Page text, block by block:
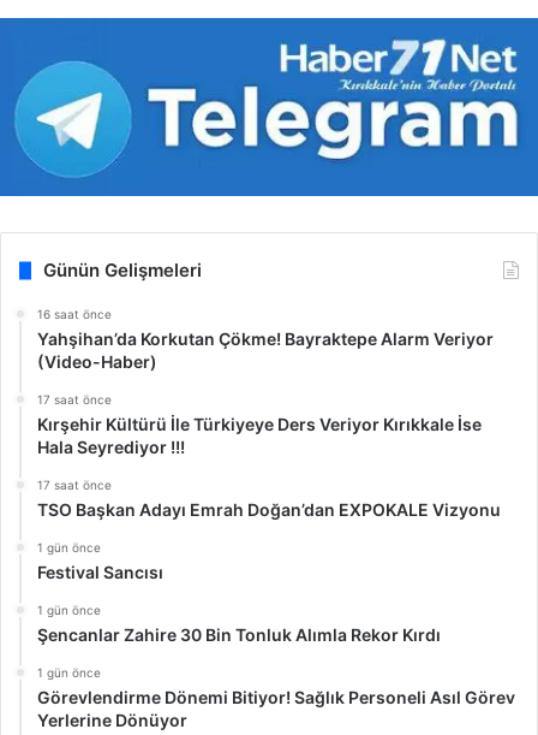
Günün Gelişmeleri
16 saat önce
Yahşihan’da Korkutan Çökme! Bayraktepe Alarm Veriyor
(Video-Haber)
17 saat önce
Kırşehir Kültürü İle Türkiyeye Ders Veriyor Kırıkkale İse
Hala Seyrediyor !!!
17 saat önce
TSO Başkan Adayı Emrah Doğan’dan EXPOKALE Vizyonu
1 gün önce
Festival Sancısı
1 gün önce
Şencanlar Zahire 30 Bin Tonluk Alımla Rekor Kırdı
1 gün önce
Görevlendirme Dönemi Bitiyor! Sağlık Personeli Asıl Görev
Yerlerine Dönüyor